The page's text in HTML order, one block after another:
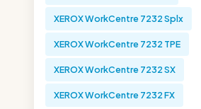
XEROX WorkCentre 7232 Splx
XEROX WorkCentre 7232 TPE
XEROX WorkCentre 7232 SX
XEROX WorkCentre 7232 FX